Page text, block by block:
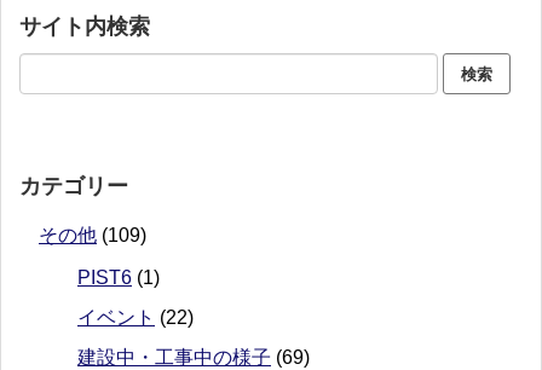
サイト内検索
カテゴリー
その他 (109)
PIST6 (1)
イベント (22)
建設中・工事中の様子 (69)